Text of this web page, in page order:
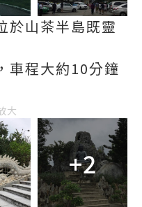
於山茶半島既靈
車程大約10分鐘
大
+2